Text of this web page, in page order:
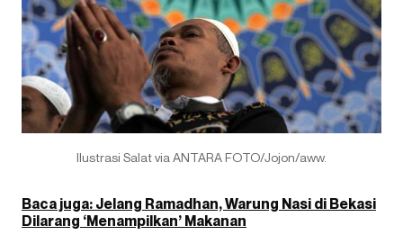
Ilustrasi Salat via ANTARA FOTO/Jojon/aww.
Baca juga: Jelang Ramadhan, Warung Nasi di Bekasi
Dilarang ‘Menampilkan’ Makanan